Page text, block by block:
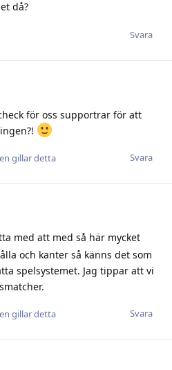
då?
Svara
för oss supportrar för att
Svara
gillar detta
med att med så här mycket
och kanter så känns det som
spelsystemet. Jag tippar att vi
Svara
gillar detta